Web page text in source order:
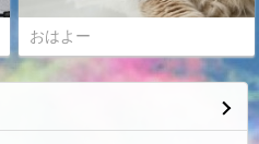
おはよー